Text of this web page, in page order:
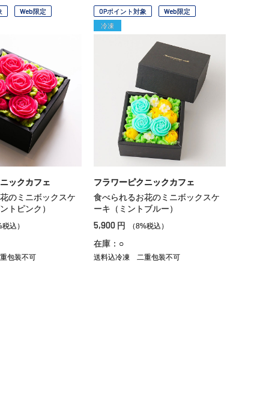
Web限定
ックカフェ
のミニボックスケ
トピンク）
込）
包装不可
OPポイント対象
Web限定
冷凍
フラワーピクニックカフェ
食べられるお花のミニボックスケ
ーキ（ミントブルー）
5,900 円 （8%税込）
在庫：○
送料込冷凍 二重包装不可